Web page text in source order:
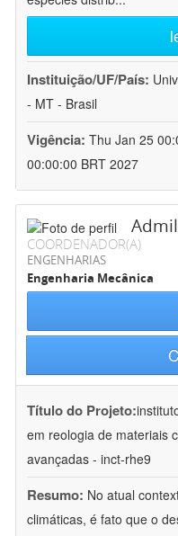
Instituição/UF/País:
- MT - Brasil
Vigência: Thu Jan 25
00:00:00 BRT 2027
COORDENADOR(A)
ENGENHARIAS
Engenharia Mecânica
Título do Projeto:
em reologia de materiais
avançadas - inct-rhe9
Resumo: No atual
climáticas, é fato que o